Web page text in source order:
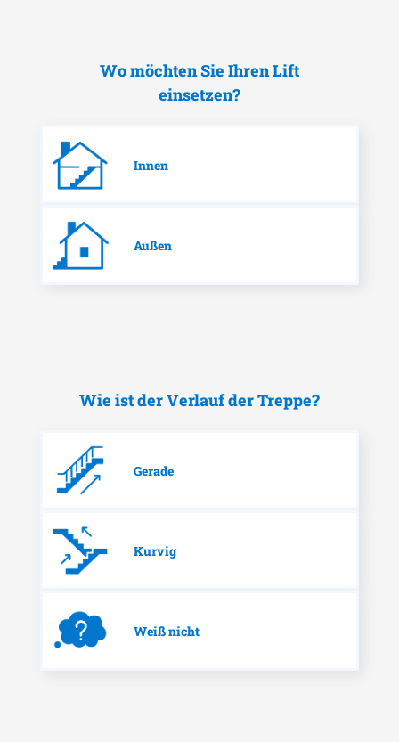
Wo möchten Sie Ihren Lift
einsetzen?
Innen
Außen
Wie ist der Verlauf der Treppe?
Gerade
Kurvig
Weiß nicht